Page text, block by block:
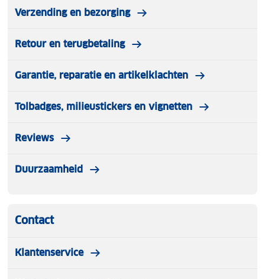
Verzending en bezorging
Retour en terugbetaling
Garantie, reparatie en artikelklachten
Tolbadges, milieustickers en vignetten
Reviews
Duurzaamheid
Contact
Klantenservice